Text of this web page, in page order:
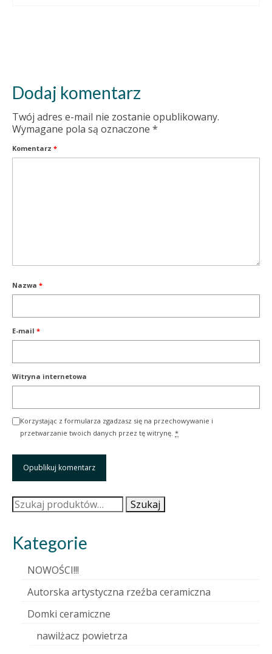
Dodaj komentarz
Twój adres e-mail nie zostanie opublikowany.
Wymagane pola są oznaczone *
Komentarz *
Nazwa *
E-mail *
Witryna internetowa
Korzystając z formularza zgadzasz się na przechowywanie i
przetwarzanie twoich danych przez tę witrynę. *
Szukaj: Szukaj
Kategorie
NOWOŚCI!!!
Autorska artystyczna rzeźba ceramiczna
Domki ceramiczne
nawilżacz powietrza